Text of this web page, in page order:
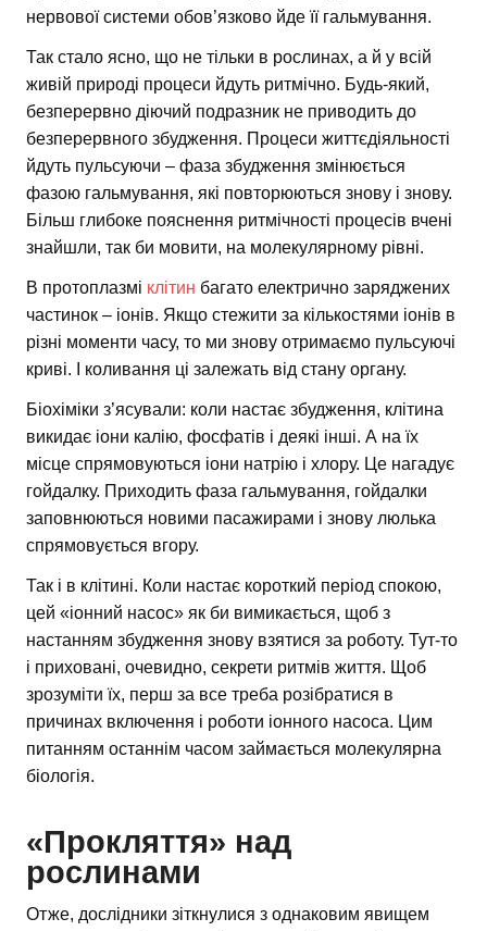
нервової системи обов’язково йде її гальмування.
Так стало ясно, що не тільки в рослинах, а й у всій
живій природі процеси йдуть ритмічно. Будь-який,
безперервно діючий подразник не приводить до
безперервного збудження. Процеси життєдіяльності
йдуть пульсуючи – фаза збудження змінюється
фазою гальмування, які повторюються знову і знову.
Більш глибоке пояснення ритмічності процесів вчені
знайшли, так би мовити, на молекулярному рівні.
В протоплазмі клітин багато електрично заряджених
частинок – іонів. Якщо стежити за кількостями іонів в
різні моменти часу, то ми знову отримаємо пульсуючі
криві. І коливання ці залежать від стану органу.
Біохіміки з’ясували: коли настає збудження, клітина
викидає іони калію, фосфатів і деякі інші. А на їх
місце спрямовуються іони натрію і хлору. Це нагадує
гойдалку. Приходить фаза гальмування, гойдалки
заповнюються новими пасажирами і знову люлька
спрямовується вгору.
Так і в клітині. Коли настає короткий період спокою,
цей «іонний насос» як би вимикається, щоб з
настанням збудження знову взятися за роботу. Тут-то
і приховані, очевидно, секрети ритмів життя. Щоб
зрозуміти їх, перш за все треба розібратися в
причинах включення і роботи іонного насоса. Цим
питанням останнім часом займається молекулярна
біологія.
«Прокляття» над
рослинами
Отже, дослідники зіткнулися з однаковим явищем